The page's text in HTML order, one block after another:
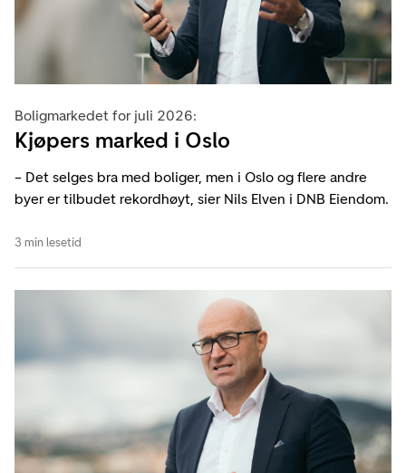
Boligmarkedet for juli 2026:
Kjøpers marked i Oslo
– Det selges bra med boliger, men i Oslo og flere andre
byer er tilbudet rekordhøyt, sier Nils Elven i DNB Eiendom.
3 min lesetid